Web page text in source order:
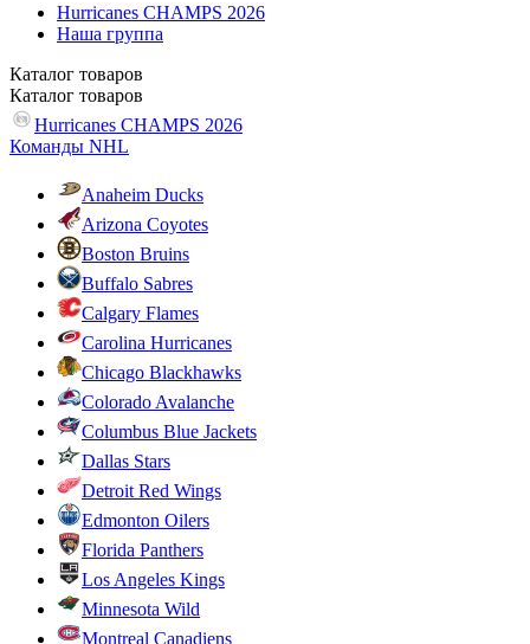
Hurricanes CHAMPS 2026
Наша группа
Каталог товаров
Каталог товаров
Hurricanes CHAMPS 2026
Команды NHL
Anaheim Ducks
Arizona Coyotes
Boston Bruins
Buffalo Sabres
Calgary Flames
Carolina Hurricanes
Chicago Blackhawks
Colorado Avalanche
Columbus Blue Jackets
Dallas Stars
Detroit Red Wings
Edmonton Oilers
Florida Panthers
Los Angeles Kings
Minnesota Wild
Montreal Canadiens